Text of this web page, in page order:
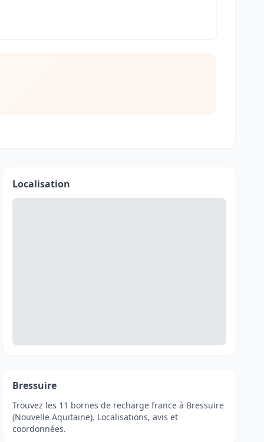
Localisation
Bressuire
Trouvez les 11 bornes de recharge france à Bressuire
(Nouvelle Aquitaine). Localisations, avis et
coordonnées.